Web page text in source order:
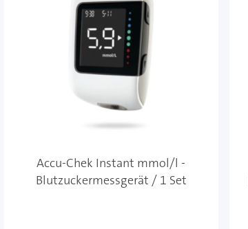
Accu-Chek Instant mmol/l -
Blutzuckermessgerät / 1 Set